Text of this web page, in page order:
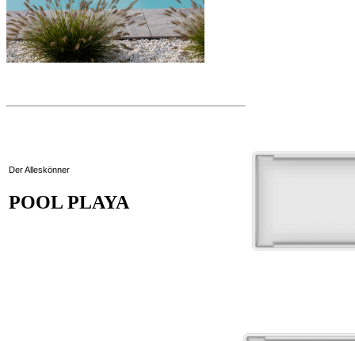
Der Alleskönner
POOL PLAYA